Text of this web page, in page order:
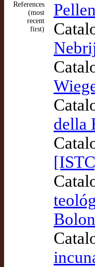
References
(most
recent
first)
della